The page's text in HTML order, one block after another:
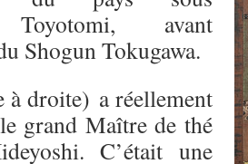
Toyotomi, avant
Shogun Tokugawa.
à droite) a réellement
grand Maître de thé
C’était une